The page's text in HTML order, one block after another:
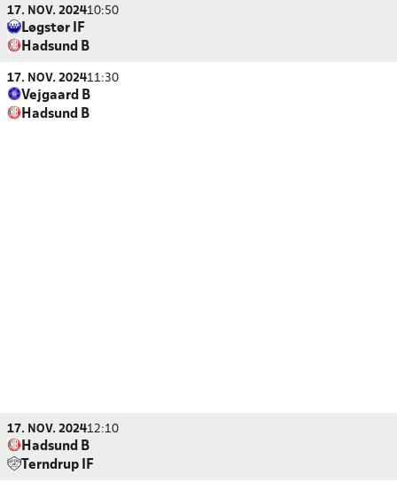
17. NOV. 202410:50
Løgstør IF
Hadsund B
17. NOV. 202411:30
Vejgaard B
Hadsund B
17. NOV. 202412:10
Hadsund B
Terndrup IF